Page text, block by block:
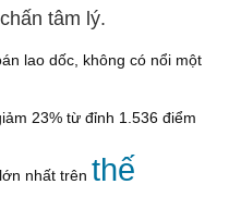
tâm lý.
lao dốc, không có nổi một
23% từ đỉnh 1.536 điểm
nhất trên thế